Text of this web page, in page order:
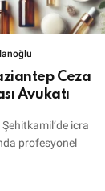
Ceza
Avukatı
icra
profesyonel